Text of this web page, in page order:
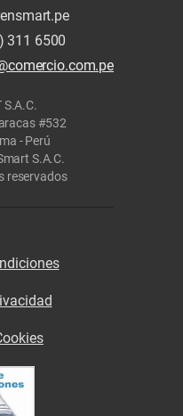
311 6500
S.A.C.
#532
- Perú
S.A.C.
reservados